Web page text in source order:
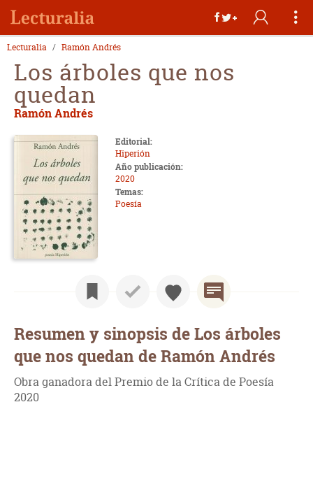
Lecturalia Ramón Andrés
Los árboles que nos
quedan
Ramón Andrés
Editorial:
Hiperión
Año publicación:
2020
Temas:
Poesía
Resumen y sinopsis de Los árboles
que nos quedan de Ramón Andrés
Obra ganadora del Premio de la Crítica de Poesía
2020